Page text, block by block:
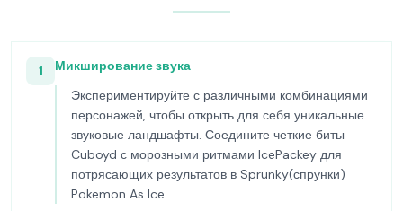
1
Микширование звука
Экспериментируйте с различными комбинациями
персонажей, чтобы открыть для себя уникальные
звуковые ландшафты. Соедините четкие биты
Cuboyd с морозными ритмами IcePackey для
потрясающих результатов в Sprunky(спрунки)
Pokemon As Ice.